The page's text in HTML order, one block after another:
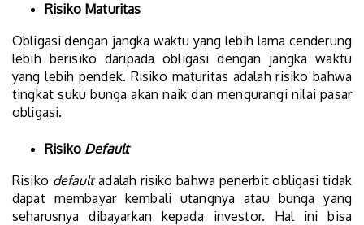
Risiko Maturitas
Obligasi dengan jangka waktu yang lebih lama cenderung
lebih berisiko daripada obligasi dengan jangka waktu
yang lebih pendek. Risiko maturitas adalah risiko bahwa
tingkat suku bunga akan naik dan mengurangi nilai pasar
obligasi.
Risiko Default
Risiko defaultadalah risiko bahwa penerbit obligasi tidak
dapat membayar kembali utangnya atau bunga yang
seharusnya dibayarkan kepada investor. Hal ini bisa